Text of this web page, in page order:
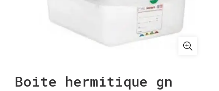
Boite hermitique gn